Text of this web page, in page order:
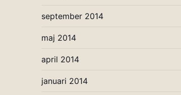
september 2014
maj 2014
april 2014
januari 2014